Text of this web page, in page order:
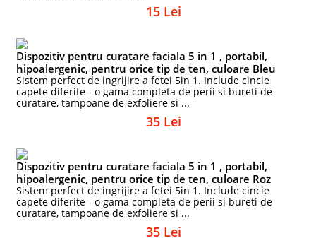
15 Lei
Dispozitiv pentru curatare faciala 5 in 1 , portabil,
hipoalergenic, pentru orice tip de ten, culoare Bleu
Sistem perfect de ingrijire a fetei 5in 1. Include cincie
capete diferite - o gama completa de perii si bureti de
curatare, tampoane de exfoliere si ...
35 Lei
Dispozitiv pentru curatare faciala 5 in 1 , portabil,
hipoalergenic, pentru orice tip de ten, culoare Roz
Sistem perfect de ingrijire a fetei 5in 1. Include cincie
capete diferite - o gama completa de perii si bureti de
curatare, tampoane de exfoliere si ...
35 Lei